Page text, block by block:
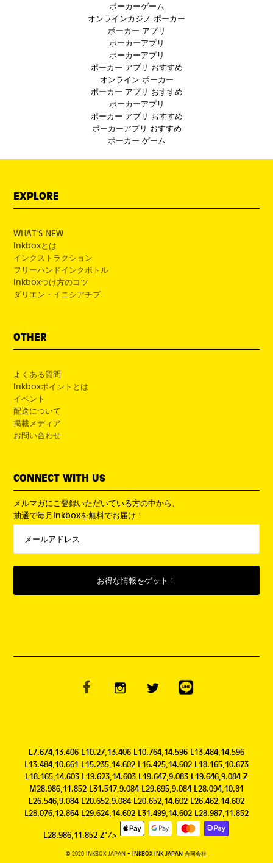
ポーカーゲーム
オンラインカジノ ポーカー
ポーカー アプリ
ポーカーアプリ
ポーカーアプリ
ポーカー アプリ おすすめ
オンライン ポーカー
ポーカー アプリ おすすめ
ポーカーアプリ
ポーカー アプリ おすすめ
ポーカーアプリ おすすめ
ポーカー ゲーム
EXPLORE
WHAT'S NEW
Inkboxとは
インクストラクション
フリーハンドインクボトル
Inkboxつけ方のコツ
ダリエン・イニシアチブ
OTHER
よくある質問
Inkboxポイントとは
イベント
配送について
掲載メディア
お問い合わせ
CONNECT WITH US
メルマガにご登録いただいている方の中から、
抽選で毎月Inkboxを無料でお届け！
L7.674,13.406 L10.27,13.406 L10.764,14.596 L13.484,14.596
L13.484,10.661 L15.235,14.602 L16.425,14.602 L18.165,10.673
L18.165,14.603 L19.623,14.603 L19.647,9.083 L19.646,9.084 Z
M28.986,11.852 L31.517,9.084 L29.695,9.084 L28.094,10.81
L26.546,9.084 L20.652,9.084 L20.652,14.602 L26.462,14.602
L28.076,12.864 L29.624,14.602 L31.499,14.602 L28.987,11.852
L28.986,11.852 Z"/>
© 2020 INKBOX JAPAN • INKBOX INK JAPAN 合同会社